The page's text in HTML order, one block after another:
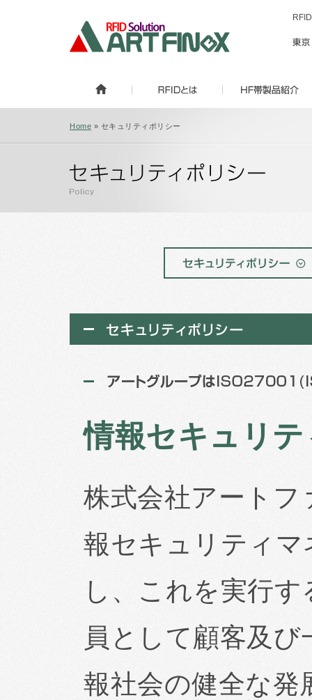
Home » セキュリティポリシー
情報セキュリテ
株式会社アートフ
報セキュリティ
し、これを実行
員として顧客及
報社会の健全な発